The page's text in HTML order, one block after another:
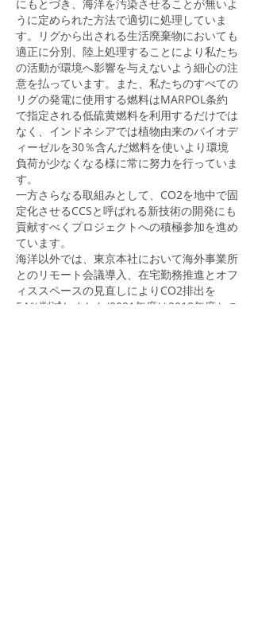
にもとづき、海洋を汚染させることが無いよ
うに定められた方法で適切に処理していま
す。リグから出される生活廃棄物においても
適正に分別、陸上処理することにより私たち
の活動が環境へ影響を与えないよう細心の注
意を払っています。また、私たちのすべての
リグの発電に使用する燃料はMARPOL条約
で指定される低硫黄燃料を利用するだけでは
なく、インドネシアでは植物由来のバイオデ
ィーゼルを30％含んだ燃料を使いより環境
負荷が少なくなる様に常に努力を行っていま
す。
一方さらなる取組みとして、CO2を地中で固
定化させるCCSと呼ばれる新技術の開発にも
貢献すべくプロジェクトへの積極参加を進め
ています。
海洋以外では、東京本社において海外事業所
とのリモート会議導入、在宅勤務推進とオフ
ィススペースの見直しによりCO2排出を
54％削減しました(2021年度は2018年度との